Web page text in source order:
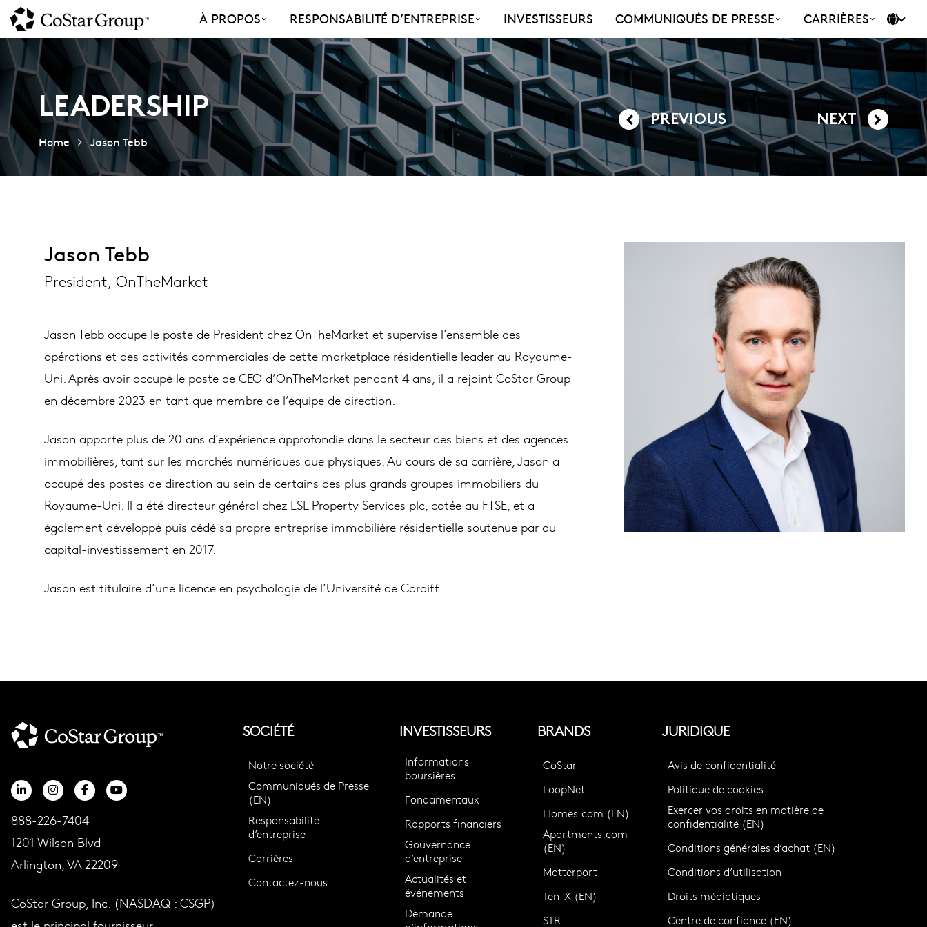
Skip
main
content
À PROPOS RESPONSABILITÉ D’ENTREPRISE INVESTISSEURS COMMUNIQUÉS DE PRESSE CARRIÈRES
LEADERSHIP
Home Jason Tebb
PREVIOUS NEXT
Jason Tebb
President, OnTheMarket
Jason Tebb occupe le poste de President chez OnTheMarket et supervise l’ensemble des
opérations et des activités commerciales de cette marketplace résidentielle leader au Royaume-
Uni. Après avoir occupé le poste de CEO d’OnTheMarket pendant 4 ans, il a rejoint CoStar Group
en décembre 2023 en tant que membre de l’équipe de direction.
Jason apporte plus de 20 ans d’expérience approfondie dans le secteur des biens et des agences
immobilières, tant sur les marchés numériques que physiques. Au cours de sa carrière, Jason a
occupé des postes de direction au sein de certains des plus grands groupes immobiliers du
Royaume-Uni. Il a été directeur général chez LSL Property Services plc, cotée au FTSE, et a
également développé puis cédé sa propre entreprise immobilière résidentielle soutenue par du
capital-investissement en 2017.
Jason est titulaire d’une licence en psychologie de l’Université de Cardiff.
888-226-7404
1201 Wilson Blvd
Arlington, VA 22209
CoStar Group, Inc. (NASDAQ : CSGP)
SOCIÉTÉ
Notre société
Communiqués de Presse
(EN)
Responsabilité
d’entreprise
Carrières
Contactez-nous
INVESTISSEURS
Informations
boursières
Fondamentaux
Rapports financiers
Gouvernance
d’entreprise
Actualités et
événements
Demande
BRANDS
CoStar
LoopNet
Homes.com (EN)
Apartments.com
(EN)
Matterport
Ten-X (EN)
STR
JURIDIQUE
Avis de confidentialité
Politique de cookies
Exercer vos droits en matière de
confidentialité (EN)
Conditions générales d’achat (EN)
Conditions d’utilisation
Droits médiatiques
Centre de confiance (EN)